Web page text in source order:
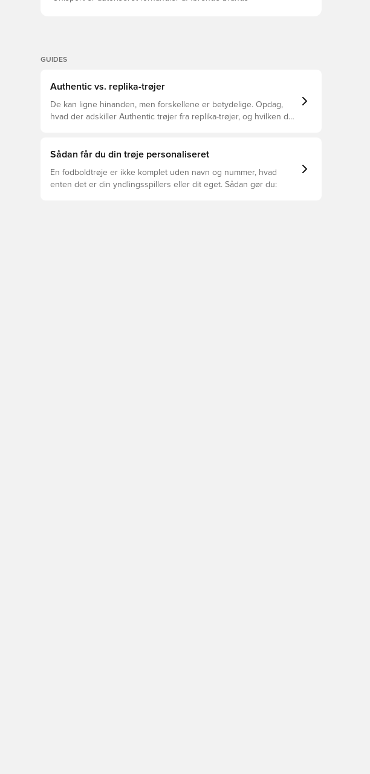
GUIDES
Authentic vs. replika-trøjer
De kan ligne hinanden, men forskellene er betydelige. Opdag,
hvad der adskiller Authentic trøjer fra replika-trøjer, og hvilken der
Sådan får du din trøje personaliseret
En fodboldtrøje er ikke komplet uden navn og nummer, hvad
enten det er din yndlingsspillers eller dit eget. Sådan gør du: